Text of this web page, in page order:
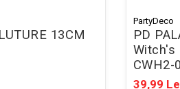
13CM
PartyDeco
PD
Witch's
CWH2-
39,99